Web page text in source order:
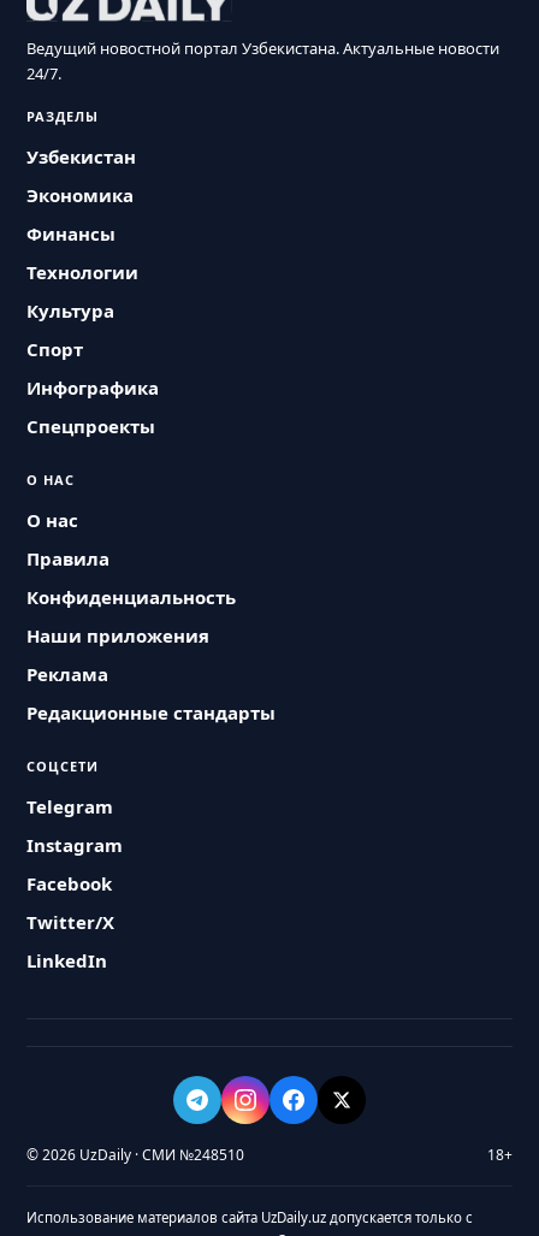
Ведущий новостной портал Узбекистана. Актуальные новости
24/7.
РАЗДЕЛЫ
Узбекистан
Экономика
Финансы
Технологии
Культура
Спорт
Инфографика
Спецпроекты
О НАС
О нас
Правила
Конфиденциальность
Наши приложения
Реклама
Редакционные стандарты
СОЦСЕТИ
Telegram
Instagram
Facebook
Twitter/X
LinkedIn
© 2026 UzDaily · СМИ №248510 18+
Использование материалов сайта UzDaily.uz допускается только с